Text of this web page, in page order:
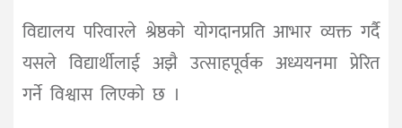
विद्यालय परिवारले श्रेष्ठको योगदानप्रति आभार व्यक्त गर्दै
यसले विद्यार्थीलाई अझै उत्साहपूर्वक अध्ययनमा प्रेरित
गर्ने विश्वास लिएको छ ।